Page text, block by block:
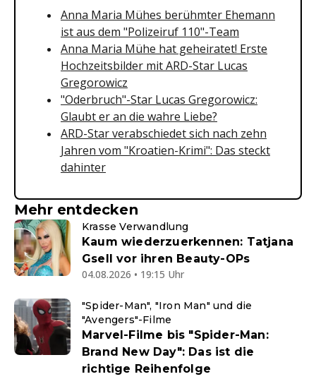
Anna Maria Mühes berühmter Ehemann
ist aus dem "Polizeiruf 110"-Team
Anna Maria Mühe hat geheiratet! Erste
Hochzeitsbilder mit ARD-Star Lucas
Gregorowicz
"Oderbruch"-Star Lucas Gregorowicz:
Glaubt er an die wahre Liebe?
ARD-Star verabschiedet sich nach zehn
Jahren vom "Kroatien-Krimi": Das steckt
dahinter
Mehr entdecken
Krasse Verwandlung
Kaum wiederzuerkennen: Tatjana
Gsell vor ihren Beauty-OPs
04.08.2026 • 19:15 Uhr
"Spider-Man", "Iron Man" und die
"Avengers"-Filme
Marvel-Filme bis "Spider-Man:
Brand New Day": Das ist die
richtige Reihenfolge